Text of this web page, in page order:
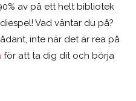
av på ett helt bibliotek
Vad väntar du på?
inte när det är rea på
för att ta dig dit och börja